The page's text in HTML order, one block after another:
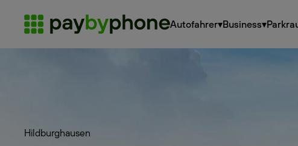
Autofahrer▾Business▾
Hildburghausen